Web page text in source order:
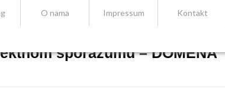
O nama Impressum Kontakt
sporazumu – DOMENA